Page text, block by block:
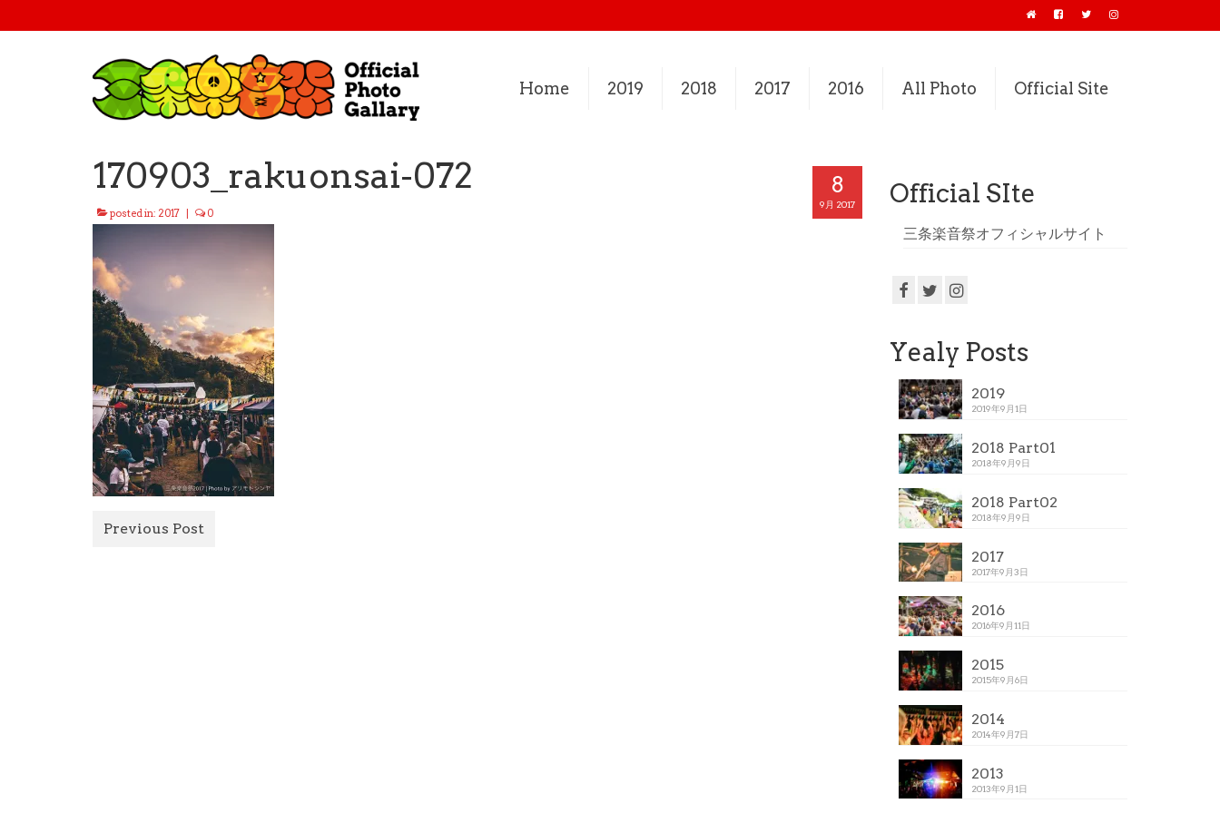
Home 2019 2018 2017 2016 All Photo Official Site
8
9月 2017
170903_rakuonsai-072
posted in: 2017 0
Previous Post
Official SIte
三条楽音祭オフィシャルサイト
Yealy Posts
2019
2019年9月1日
2018 Part01
2018年9月9日
2018 Part02
2018年9月9日
2017
2017年9月3日
2016
2016年9月11日
2015
2015年9月6日
2014
2014年9月7日
2013
2013年9月1日